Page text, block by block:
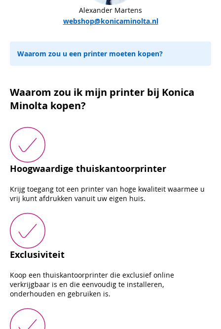
Alexander Martens
webshop@konicaminolta.nl
Waarom zou u een printer moeten kopen?
Waarom zou ik mijn printer bij Konica
Minolta kopen?
Hoogwaardige thuiskantoorprinter
Krijg toegang tot een printer van hoge kwaliteit waarmee u
vrij kunt afdrukken vanuit uw eigen huis.
Exclusiviteit
Koop een thuiskantoorprinter die exclusief online
verkrijgbaar is en die eenvoudig te installeren,
onderhouden en gebruiken is.